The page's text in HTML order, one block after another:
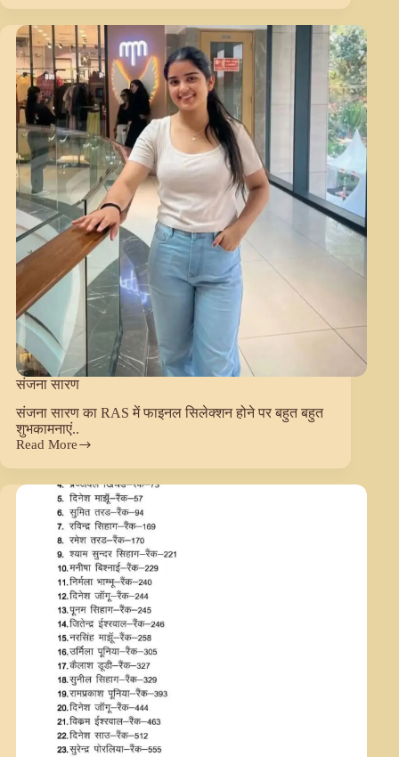
कुमार
जी
खीचड़(ETO)
को
अध्यक्ष
पद
के
लिए
चुना
गया
संजना सारण
संजना सारण का RAS में फाइनल सिलेक्शन होने पर बहुत बहुत
शुभकामनाएं..
Read More
संजना